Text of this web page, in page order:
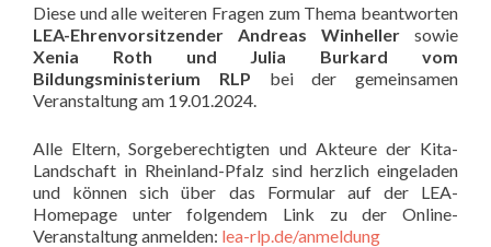
Diese und alle weiteren Fragen zum Thema beantworten
LEA-Ehrenvorsitzender Andreas Winheller sowie
Xenia Roth und Julia Burkard vom
Bildungsministerium RLP bei der gemeinsamen
Veranstaltung am 19.01.2024.
Alle Eltern, Sorgeberechtigten und Akteure der Kita-
Landschaft in Rheinland-Pfalz sind herzlich eingeladen
und können sich über das Formular auf der LEA-
Homepage unter folgendem Link zu der Online-
Veranstaltung anmelden: lea-rlp.de/anmeldung